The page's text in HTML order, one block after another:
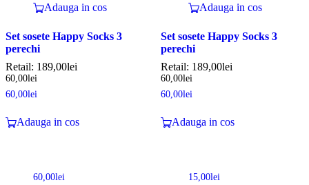
Adauga in cos
Set sosete Happy Socks 3
perechi
Retail: 189,00lei
60,00lei
60,00lei
Adauga in cos
Adauga in cos
Set sosete Happy Socks 3
perechi
Retail: 189,00lei
60,00lei
60,00lei
Adauga in cos
60,00lei 15,00lei